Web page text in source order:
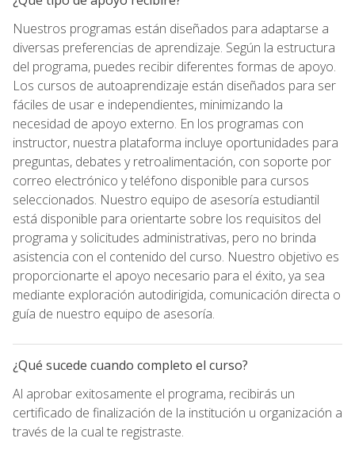
Nuestros programas están diseñados para adaptarse a
diversas preferencias de aprendizaje. Según la estructura
del programa, puedes recibir diferentes formas de apoyo.
Los cursos de autoaprendizaje están diseñados para ser
fáciles de usar e independientes, minimizando la
necesidad de apoyo externo. En los programas con
instructor, nuestra plataforma incluye oportunidades para
preguntas, debates y retroalimentación, con soporte por
correo electrónico y teléfono disponible para cursos
seleccionados. Nuestro equipo de asesoría estudiantil
está disponible para orientarte sobre los requisitos del
programa y solicitudes administrativas, pero no brinda
asistencia con el contenido del curso. Nuestro objetivo es
proporcionarte el apoyo necesario para el éxito, ya sea
mediante exploración autodirigida, comunicación directa o
guía de nuestro equipo de asesoría.
¿Qué sucede cuando completo el curso?
Al aprobar exitosamente el programa, recibirás un
certificado de finalización de la institución u organización a
través de la cual te registraste.